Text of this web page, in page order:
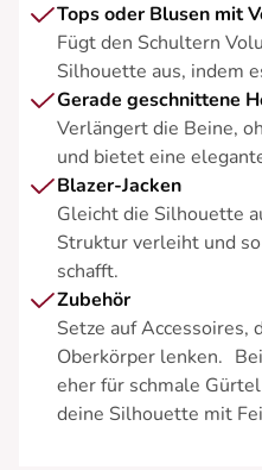
Tops oder Blusen mit
Fügt den Schultern
Silhouette aus, indem
Gerade geschnittene
Verlängert die Beine,
und bietet eine
Blazer-Jacken
Gleicht die Silhouette
Struktur verleiht und
schafft.
Zubehör
Setze auf Accessoires,
Oberkörper lenken.
eher für schmale
deine Silhouette mit